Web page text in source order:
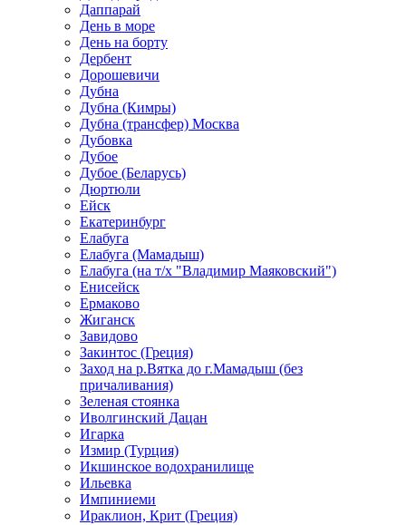
Даппарай
День в море
День на борту
Дербент
Дорошевичи
Дубна
Дубна (Кимры)
Дубна (трансфер) Москва
Дубовка
Дубое
Дубое (Беларусь)
Дюртюли
Ейск
Екатеринбург
Елабуга
Елабуга (Мамадыш)
Елабуга (на т/х "Владимир Маяковский")
Енисейск
Ермаково
Жиганск
Завидово
Закинтос (Греция)
Заход на р.Вятка до г.Мамадыш (без
причаливания)
Зеленая стоянка
Иволгинский Дацан
Игарка
Измир (Турция)
Икшинское водохранилище
Ильевка
Импиниеми
Ираклион, Крит (Греция)